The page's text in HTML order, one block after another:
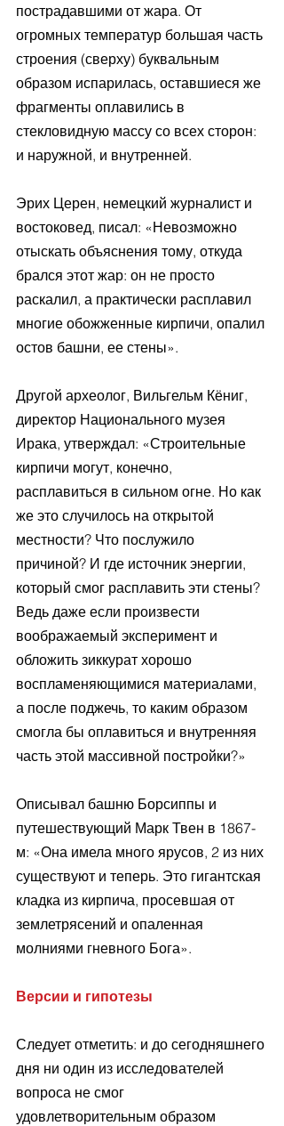
пострадавшими от жара. От
огромных температур большая часть
строения (сверху) буквальным
образом испарилась, оставшиеся же
фрагменты оплавились в
стекловидную массу со всех сторон:
и наружной, и внутренней.
Эрих Церен, немецкий журналист и
востоковед, писал: «Невозможно
отыскать объяснения тому, откуда
брался этот жар: он не просто
раскалил, а практически расплавил
многие обожженные кирпичи, опалил
остов башни, ее стены».
Другой археолог, Вильгельм Кёниг,
директор Национального музея
Ирака, утверждал: «Строительные
кирпичи могут, конечно,
расплавиться в сильном огне. Но как
же это случилось на открытой
местности? Что послужило
причиной? И где источник энергии,
который смог расплавить эти стены?
Ведь даже если произвести
воображаемый эксперимент и
обложить зиккурат хорошо
воспламеняющимися материалами,
а после поджечь, то каким образом
смогла бы оплавиться и внутренняя
часть этой массивной постройки?»
Описывал башню Борсиппы и
путешествующий Марк Твен в 1867-
м: «Она имела много ярусов, 2 из них
существуют и теперь. Это гигантская
кладка из кирпича, просевшая от
землетрясений и опаленная
молниями гневного Бога».
Версии и гипотезы
Следует отметить: и до сегодняшнего
дня ни один из исследователей
вопроса не смог
удовлетворительным образом